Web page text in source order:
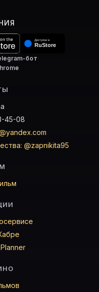
бот·
45-08
@zapnikita95